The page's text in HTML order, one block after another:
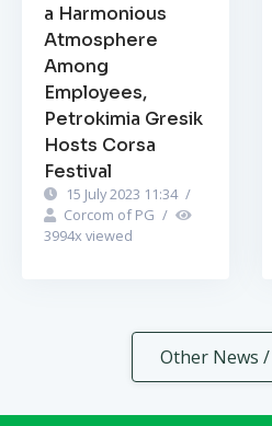
a Harmonious
Atmosphere
Among
Employees,
Petrokimia Gresik
Hosts Corsa
Festival
15 July 2023 11:34 /
Corcom of PG /
3994x viewed
Other News